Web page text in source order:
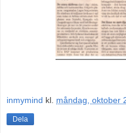
inmymind kl. måndag, oktober
Dela